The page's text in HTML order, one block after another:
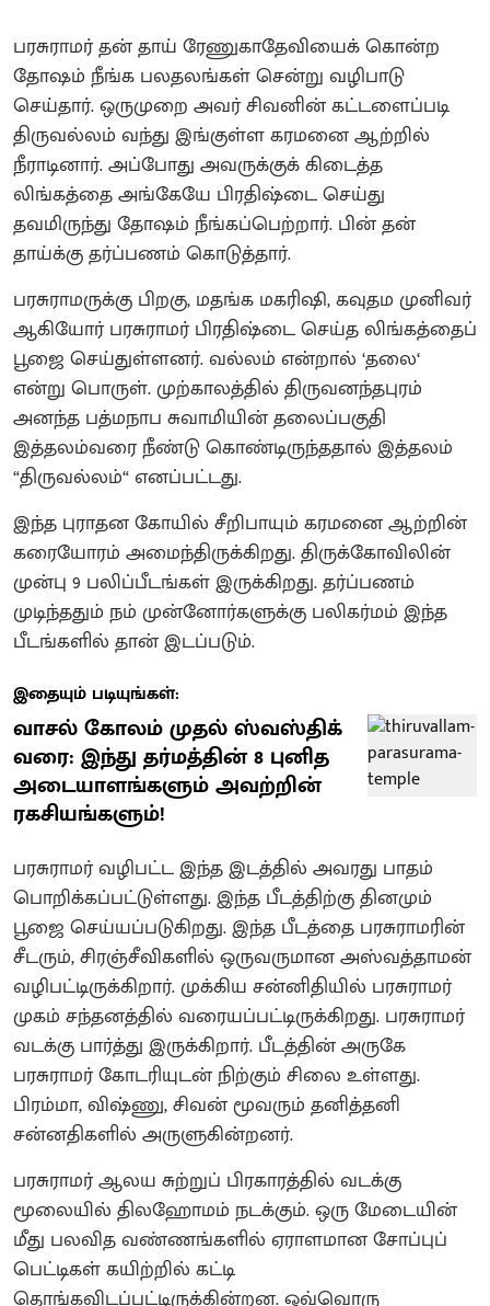
பரசுராமர் தன் தாய் ரேணுகாதேவியைக் கொன்ற
தோஷம் நீங்க பலதலங்கள் சென்று வழிபாடு
செய்தார். ஒருமுறை அவர் சிவனின் கட்டளைப்படி
திருவல்லம் வந்து இங்குள்ள கரமனை ஆற்றில்
நீராடினார். அப்போது அவருக்குக் கிடைத்த
லிங்கத்தை அங்கேயே பிரதிஷ்டை செய்து
தவமிருந்து தோஷம் நீங்கப்பெற்றார். பின் தன்
தாய்க்கு தர்ப்பணம் கொடுத்தார்.
பரசுராமருக்கு பிறகு, மதங்க மகரிஷி, கவுதம முனிவர்
ஆகியோர் பரசுராமர் பிரதிஷ்டை செய்த லிங்கத்தைப்
பூஜை செய்துள்ளனர். வல்லம் என்றால் ‘தலை‘
என்று பொருள். முற்காலத்தில் திருவனந்தபுரம்
அனந்த பத்மநாப சுவாமியின் தலைப்பகுதி
இத்தலம்வரை நீண்டு கொண்டிருந்ததால் இத்தலம்
“திருவல்லம்“ எனப்பட்டது.
இந்த புராதன கோயில் சீறிபாயும் கரமனை ஆற்றின்
கரையோரம் அமைந்திருக்கிறது. திருக்கோவிலின்
முன்பு 9 பலிப்பீடங்கள் இருக்கிறது. தர்ப்பணம்
முடிந்ததும் நம் முன்னோர்களுக்கு பலிகர்மம் இந்த
பீடங்களில் தான் இடப்படும்.
இதையும் படியுங்கள்:
வாசல் கோலம் முதல் ஸ்வஸ்திக்
வரை: இந்து தர்மத்தின் 8 புனித
அடையாளங்களும் அவற்றின்
ரகசியங்களும்!
பரசுராமர் வழிபட்ட இந்த இடத்தில் அவரது பாதம்
பொறிக்கப்பட்டுள்ளது. இந்த பீடத்திற்கு தினமும்
பூஜை செய்யப்படுகிறது. இந்த பீடத்தை பரசுராமரின்
சீடரும், சிரஞ்சீவிகளில் ஒருவருமான அஸ்வத்தாமன்
வழிபட்டிருக்கிறார். முக்கிய சன்னிதியில் பரசுராமர்
முகம் சந்தனத்தில் வரையப்பட்டிருக்கிறது. பரசுராமர்
வடக்கு பார்த்து இருக்கிறார். பீடத்தின் அருகே
பரசுராமர் கோடரியுடன் நிற்கும் சிலை உள்ளது.
பிரம்மா, விஷ்ணு, சிவன் மூவரும் தனித்தனி
சன்னதிகளில் அருளுகின்றனர்.
பரசுராமர் ஆலய சுற்றுப் பிரகாரத்தில் வடக்கு
மூலையில் திலஹோமம் நடக்கும். ஒரு மேடையின்
மீது பலவித வண்ணங்களில் ஏராளமான சோப்புப்
பெட்டிகள் கயிற்றில் கட்டி
தொங்கவிடப்பட்டிருக்கின்றன. ஒவ்வொரு